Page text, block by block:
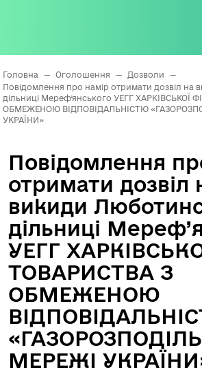
Головна — Оголошення — Дозволи
—
Повідомлення про намір отримати дозвіл на
дільниці Мереф’янського УЕГГ ХАРКІВСЬКОЇ
ОБМЕЖЕНОЮ ВІДПОВІДАЛЬНІСТЮ
УКРАЇНИ»
Повідомлення
отримати дозвіл
викиди
дільниці
УЕГГ
ТОВАРИСТВА З
ОБМЕЖЕНОЮ
МЕРЕЖІ